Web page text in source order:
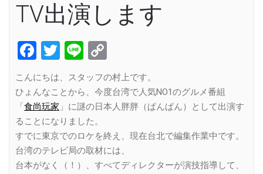
TV出演します
Facebook
Twitter
Line
Link
こんにちは、スタッフの村上です。
ひょんなことから、今度台湾で人気NO1のグルメ番組
「 食尚玩家 」に謎の日本人胖胖（ぱんぱん）として出演す
ることになりました。
すでに東京でのロケを終え、現在台北で編集作業中です。
台湾のテレビ局の取材には、
台本がなく（！）、すべてディレクターが演技指導して、